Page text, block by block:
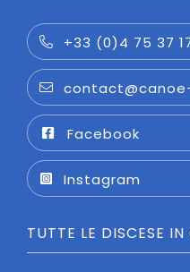
+33 (0)4 75 37
Facebook
Instagram
TUTTE LE DISCESE